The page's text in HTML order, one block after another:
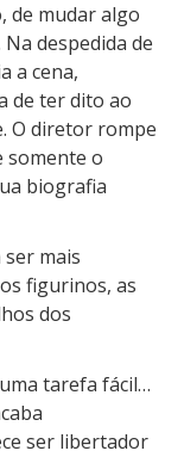
de mudar algo
despedida de
a cena,
de ter dito ao
O diretor rompe
somente o
biografia
ser mais
figurinos, as
dos
tarefa fácil…
ser libertador